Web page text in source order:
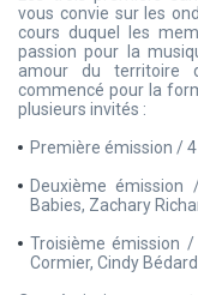
vous convie sur les
cours duquel les
passion pour la
amour du territoire
commencé pour la
plusieurs invités :
Première émission /
Deuxième
Babies, Zachary
Troisième émission /
Cormier, Cindy Bédard